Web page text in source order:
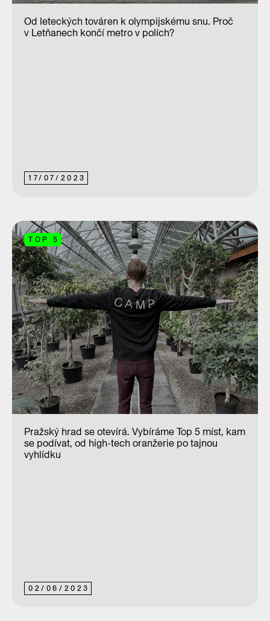
17/ 07/ 2023
Od leteckých továren k olympijskému snu. Proč
v Letňanech končí metro v polích?
TOP 5
02/ 06/ 2023
Pražský hrad se otevírá. Vybíráme Top 5 míst, kam
se podívat, od high-tech oranžerie po tajnou
vyhlídku